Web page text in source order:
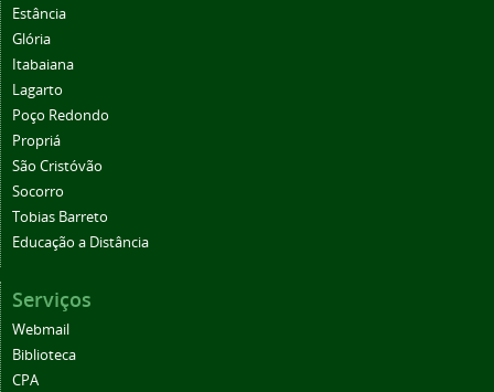
Estância
Glória
Itabaiana
Lagarto
Poço Redondo
Propriá
São Cristóvão
Socorro
Tobias Barreto
Educação a Distância
Serviços
Webmail
Biblioteca
CPA